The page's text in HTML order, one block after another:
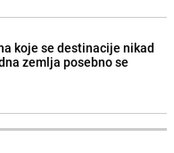
koje se destinacije nikad
zemlja posebno se